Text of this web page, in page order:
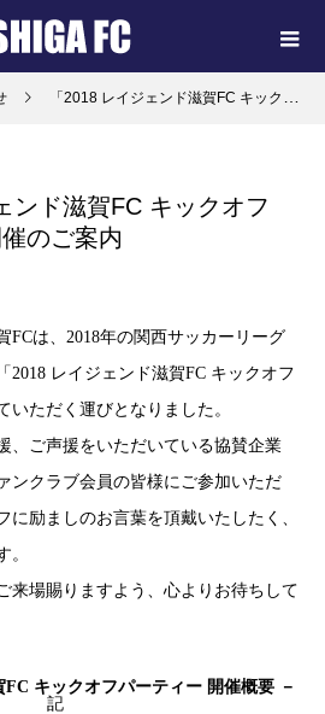
「2018 レイジェンド滋賀FC キックオフパーティー」開催のご案内
ンド滋賀FC キックオフ
のご案内
FCは、2018年の関西サッカーリーグ
2018 レイジェンド滋賀FC キックオフ
いただく運びとなりました。
、ご声援をいただいている協賛企業
ンクラブ会員の皆様にご参加いただ
に励ましのお言葉を頂戴いたしたく、
。
来場賜りますよう、心よりお待ちして
FC キックオフパーティー 開催概要 －
記